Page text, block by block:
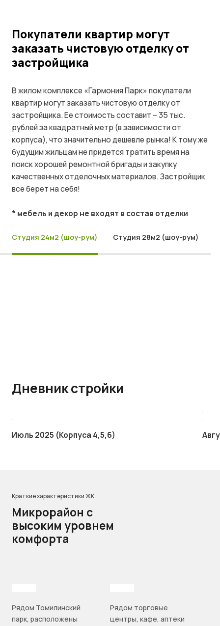
Покупатели квартир могут
заказать чистовую отделку от
застройщика
В жилом комплексе «Гармония Парк» покупатели
квартир могут заказать чистовую отделку от
застройщика. Ее стоимость составит – 35 тыс.
рублей за квадратный метр (в зависимости от
корпуса), что значительно дешевле рынка! К тому же
будущим жильцам не придется тратить время на
поиск хорошей ремонтной бригады и закупку
качественных отделочных материалов. Застройщик
все берет на себя!
* мебель и декор не входят в состав отделки
Студия 24м2 (шоу-рум) Студия 28м2 (шоу-рум)
Дневник стройки
Июль 2025 (Корпуса 4,5,6)
Краткие характеристики ЖК
Микрорайон с
высоким уровнем
комфорта
Рядом Томилинский
парк, расположены
Рядом торговые
центры, кафе, аптеки